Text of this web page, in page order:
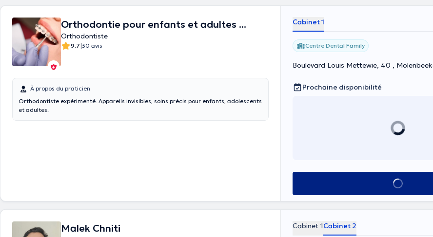
Orthodontie pour enfants et adultes ...
Orthodontiste
9.7|30 avis
À propos du praticien
Orthodontiste expérimenté. Appareils invisibles, soins précis pour enfants, adolescents
et adultes.
Cabinet 1
Centre Dental Family
Boulevard Louis Mettewie, 40 ,
Prochaine disponibilité
Voir tout
Malek Chniti Cabinet 1Cabinet 2